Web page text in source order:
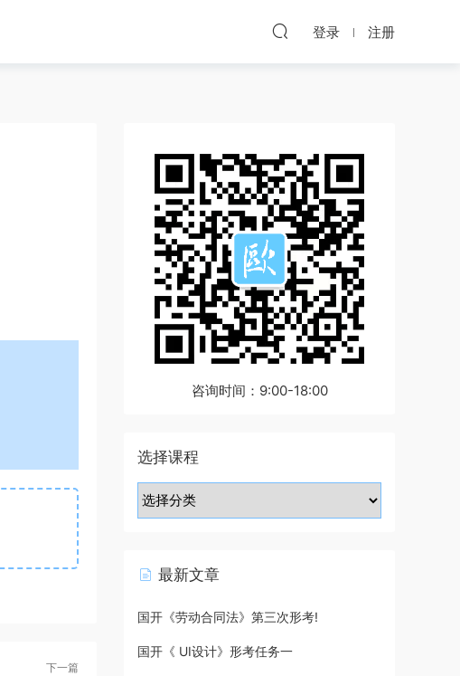
登录 注册
下一篇
咨询时间：9:00-18:00
选择课程
最新文章
国开《劳动合同法》第三次形考!
国开《 UI设计》形考任务一